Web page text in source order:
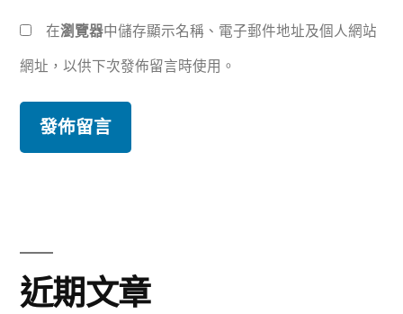
在瀏覽器中儲存顯示名稱、電子郵件地址及個人網站
網址，以供下次發佈留言時使用。
近期文章